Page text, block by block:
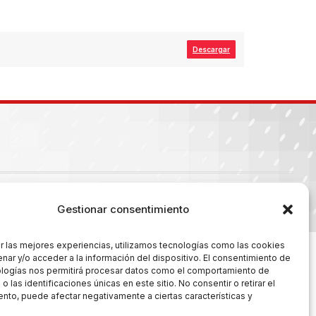
Gestionar consentimiento
las mejores experiencias, utilizamos tecnologías como las cookies
y/o acceder a la información del dispositivo. El consentimiento de
nos permitirá procesar datos como el comportamiento de
las identificaciones únicas en este sitio. No consentir o retirar el
puede afectar negativamente a ciertas características y
Descargar